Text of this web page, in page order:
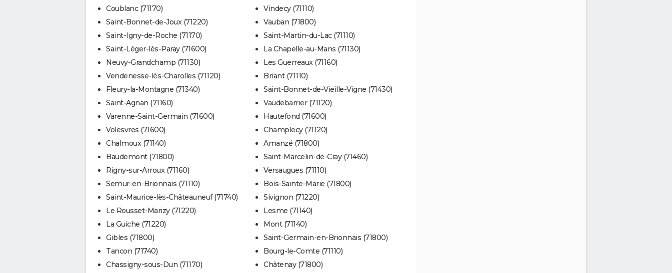
Coublanc (71170)
Saint-Bonnet-de-Joux (71220)
Saint-Igny-de-Roche (71170)
Saint-Léger-lès-Paray (71600)
Neuvy-Grandchamp (71130)
Vendenesse-lès-Charolles (71120)
Fleury-la-Montagne (71340)
Saint-Agnan (71160)
Varenne-Saint-Germain (71600)
Volesvres (71600)
Chalmoux (71140)
Baudemont (71800)
Rigny-sur-Arroux (71160)
Semur-en-Brionnais (71110)
Saint-Maurice-lès-Châteauneuf (71740)
Le Rousset-Marizy (71220)
La Guiche (71220)
Gibles (71800)
Tancon (71740)
Chassigny-sous-Dun (71170)
Vindecy (71110)
Vauban (71800)
Saint-Martin-du-Lac (71110)
La Chapelle-au-Mans (71130)
Les Guerreaux (71160)
Briant (71110)
Saint-Bonnet-de-Vieille-Vigne (71430)
Vaudebarrier (71120)
Hautefond (71600)
Champlecy (71120)
Amanzé (71800)
Saint-Marcelin-de-Cray (71460)
Versaugues (71110)
Bois-Sainte-Marie (71800)
Sivignon (71220)
Lesme (71140)
Mont (71140)
Saint-Germain-en-Brionnais (71800)
Bourg-le-Comte (71110)
Châtenay (71800)